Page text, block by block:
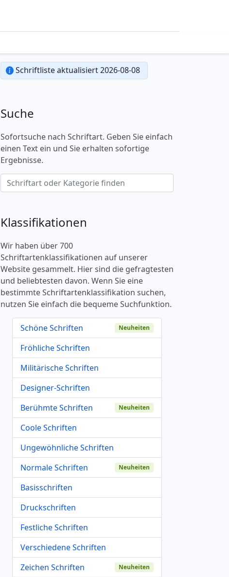
Schriftliste aktualisiert 2026-08-08
Suche
Sofortsuche nach Schriftart. Geben Sie einfach
einen Text ein und Sie erhalten sofortige
Ergebnisse.
Klassifikationen
Wir haben über 700
Schriftartenklassifikationen auf unserer
Website gesammelt. Hier sind die gefragtesten
und beliebtesten davon. Wenn Sie eine
bestimmte Schriftartenklassifikation suchen,
nutzen Sie einfach die bequeme Suchfunktion.
Schöne Schriften Neuheiten
Fröhliche Schriften
Militärische Schriften
Designer-Schriften
Berühmte Schriften
Neuheiten
Coole Schriften
Ungewöhnliche Schriften
Normale Schriften
Neuheiten
Basisschriften
Druckschriften
Festliche Schriften
Verschiedene Schriften
Zeichen Schriften
Neuheiten